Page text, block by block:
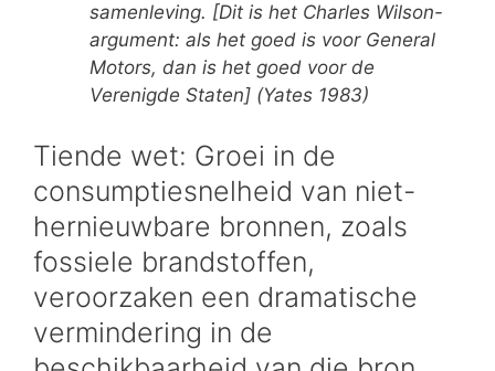
samenleving. [Dit is het Charles Wilson-
argument: als het goed is voor General
Motors, dan is het goed voor de
Verenigde Staten] (Yates 1983)
Tiende wet: Groei in de
consumptiesnelheid van niet-
hernieuwbare bronnen, zoals
fossiele brandstoffen,
veroorzaken een dramatische
vermindering in de